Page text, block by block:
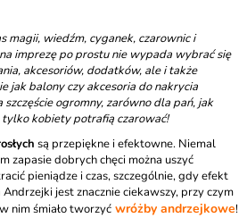
magii, wiedźm, cyganek, czarownic i
imprezę po prostu nie wypada wybrać się
akcesoriów, dodatków, ale i także
jakbalonyczy akcesoria do nakrycia
ogromny, zarówno dla pań, jak
kobiety potrafią czarować!
są przepiękne i efektowne. Niemal
zapasie dobrych chęci można uszyć
pieniądze i czas, szczególnie, gdy efekt
jest znacznie ciekawszy, przy czym
nim śmiało tworzyć wróżby andrzejkowe!